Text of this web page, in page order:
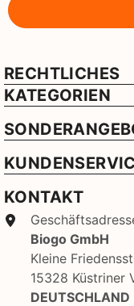
RECHTLICHES
KATEGORIEN
KONTAKT
Biogo GmbH
Kleine
15328 Küstriner
DEUTSCHLAND